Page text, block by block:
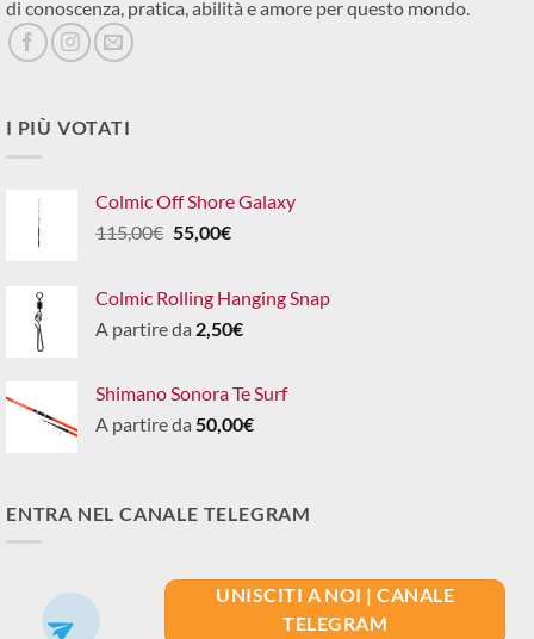
di conoscenza, pratica, abilità e amore per questo mondo.
I PIÙ VOTATI
Colmic Off Shore Galaxy
115,00€ Il
era:
115,00€.
55,00€Il
è:
55,00€.
Colmic Rolling Hanging Snap
A partire da 2,50€
Shimano Sonora Te Surf
A partire da 50,00€
ENTRA NEL CANALE TELEGRAM
UNISCITI A NOI | CANALE
TELEGRAM